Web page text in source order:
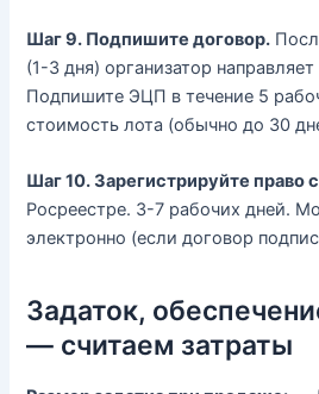
Шаг 9. Подпишите договор.
(1-3 дня) организатор
Подпишите ЭЦП в течение 5
стоимость лота (обычно до 30
Шаг 10. Зарегистрируйте право
Росреестре. 3-7 рабочих дней.
электронно (если договор
Задаток,
— считаем затраты